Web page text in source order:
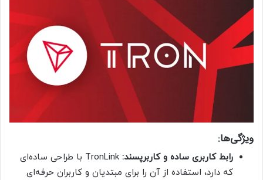
ویژگی‌ها:
رابط کاربری ساده و کاربرپسند:
TronLink با طراحی ساده‌ای
که دارد، استفاده از آن را برای مبتدیان و کاربران حرفه‌ای